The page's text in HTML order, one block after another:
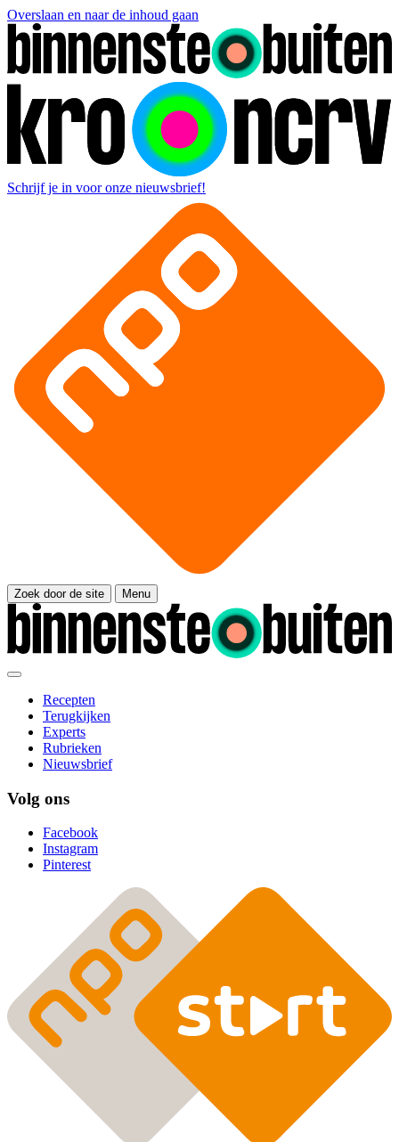
Overslaan en naar de inhoud gaan
Schrijf je in voor onze nieuwsbrief!
Zoek door de site Menu
Recepten
Terugkijken
Experts
Rubrieken
Nieuwsbrief
Volg ons
Facebook
Instagram
Pinterest